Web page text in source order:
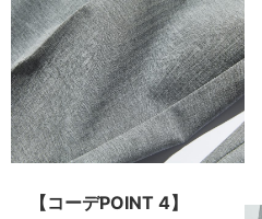
【コーデPOINT 4】